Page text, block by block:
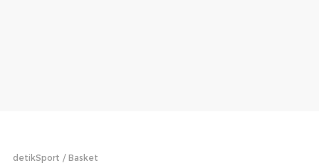
detikSport Basket